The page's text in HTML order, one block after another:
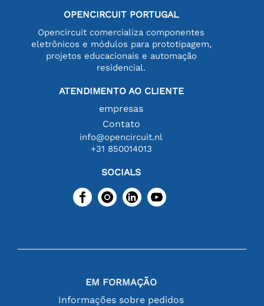
OPENCIRCUIT PORTUGAL
Opencircuit comercializa componentes
eletrônicos e módulos para prototipagem,
projetos educacionais e automação
residencial.
ATENDIMENTO AO CLIENTE
empresas
Contato
info@opencircuit.nl
+31 850014013
SOCIALS
EM FORMAÇÃO
Informações sobre pedidos